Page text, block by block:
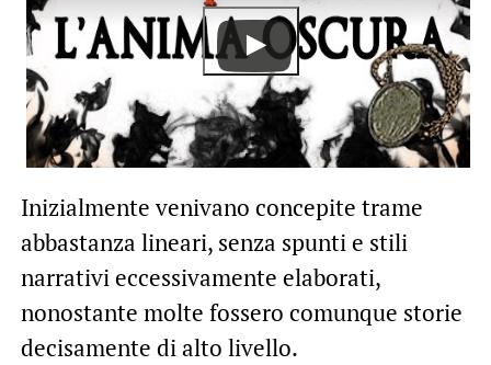
Inizialmente venivano concepite trame
abbastanza lineari, senza spunti e stili
narrativi eccessivamente elaborati,
nonostante molte fossero comunque storie
decisamente di alto livello.